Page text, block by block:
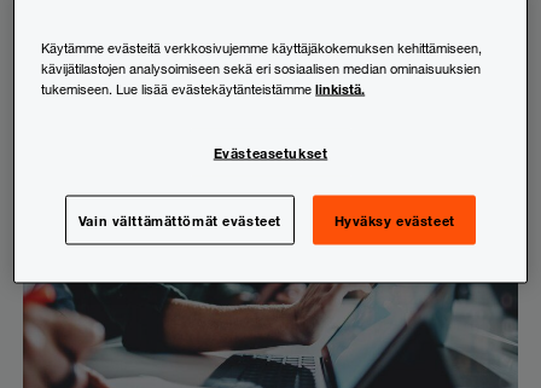
23.6.2026
Käytämme evästeitä verkkosivujemme käyttäjäkokemuksen kehittämiseen,
kävijätilastojen analysoimiseen sekä eri sosiaalisen median ominaisuuksien
tukemiseen. Lue lisää evästekäytänteistämmelinkistä.
Evästeasetukset
Vain välttämättömät evästeet Hyväksy evästeet